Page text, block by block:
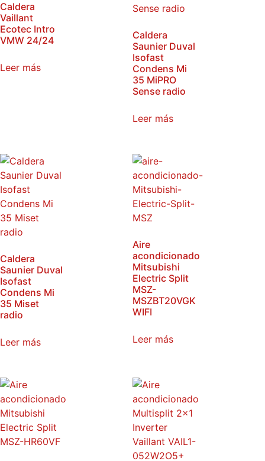
Caldera
Vaillant
Ecotec Intro
VMW 24/24
Leer más
Caldera
Saunier Duval
Isofast
Condens Mi
35 MiPRO
Sense radio
Leer más
Caldera
Saunier Duval
Isofast
Condens Mi
35 Miset
radio
Leer más
Aire
acondicionado
Mitsubishi
Electric Split
MSZ-
MSZBT20VGK
WIFI
Leer más